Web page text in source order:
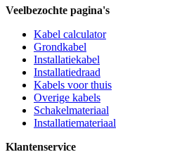
Veelbezochte pagina's
Kabel calculator
Grondkabel
Installatiekabel
Installatiedraad
Kabels voor thuis
Overige kabels
Schakelmateriaal
Installatiemateriaal
Klantenservice